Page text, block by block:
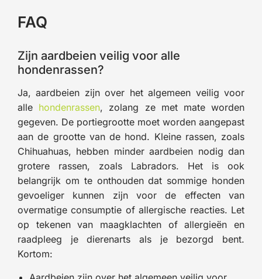
FAQ
Zijn aardbeien veilig voor alle
hondenrassen?
Ja, aardbeien zijn over het algemeen veilig voor
alle hondenrassen, zolang ze met mate worden
gegeven. De portiegrootte moet worden aangepast
aan de grootte van de hond. Kleine rassen, zoals
Chihuahuas, hebben minder aardbeien nodig dan
grotere rassen, zoals Labradors. Het is ook
belangrijk om te onthouden dat sommige honden
gevoeliger kunnen zijn voor de effecten van
overmatige consumptie of allergische reacties. Let
op tekenen van maagklachten of allergieën en
raadpleeg je dierenarts als je bezorgd bent.
Kortom: